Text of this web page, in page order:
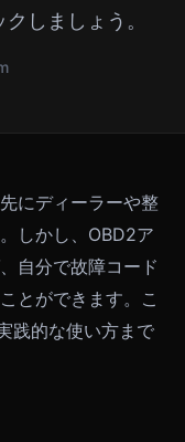
しましょう。
にディーラーや整
しかし、OBD2ア
自分で故障コード
とができます。こ
践的な使い方まで